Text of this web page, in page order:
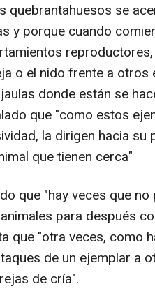
quebrantahuesos se
y porque cuando
o el nido frente a
donde están se
que "como estos
la dirigen hacia
que tienen cerca"
que "hay veces que
para después
que "otra veces, como
de un ejemplar a
de cría".